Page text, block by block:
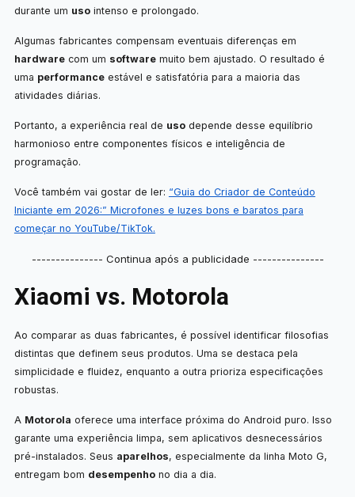
durante um usointenso e prolongado.
Algumas fabricantes compensam eventuais diferenças em
hardwarecom um softwaremuito bem ajustado. O resultado é
uma performanceestável e satisfatória para a maioria das
atividades diárias.
Portanto, a experiência real de usodepende desse equilíbrio
harmonioso entre componentes físicos e inteligência de
programação.
Você também vai gostar de ler: “Guia do Criador de Conteúdo
Iniciante em 2026:” Microfones e luzes bons e baratos para
começar no YouTube/TikTok.
--------------- Continua após a publicidade ---------------
Xiaomi vs. Motorola
Ao comparar as duas fabricantes, é possível identificar filosofias
distintas que definem seus produtos. Uma se destaca pela
simplicidade e fluidez, enquanto a outra prioriza especificações
robustas.
A Motorola oferece uma interface próxima do Android puro. Isso
garante uma experiência limpa, sem aplicativos desnecessários
pré-instalados. Seus aparelhos, especialmente da linha Moto G,
entregam bom desempenhono dia a dia.